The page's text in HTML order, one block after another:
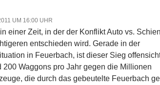
UM 16:00 UHR
einer Zeit, in der der Konflikt Auto vs.
entschieden wird. Gerade in der
in Feuerbach, ist dieser Sieg
200 Waggons pro Jahr gegen die Millionen
die durch das gebeutelte Feuerbach